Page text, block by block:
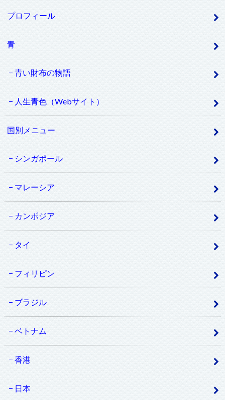
プロフィール
青
青い財布の物語
人生青色（Webサイト）
国別メニュー
シンガポール
マレーシア
カンボジア
タイ
フィリピン
ブラジル
ベトナム
香港
日本